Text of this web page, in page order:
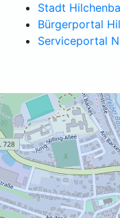
Stadt
Bürgerportal
Serviceportal